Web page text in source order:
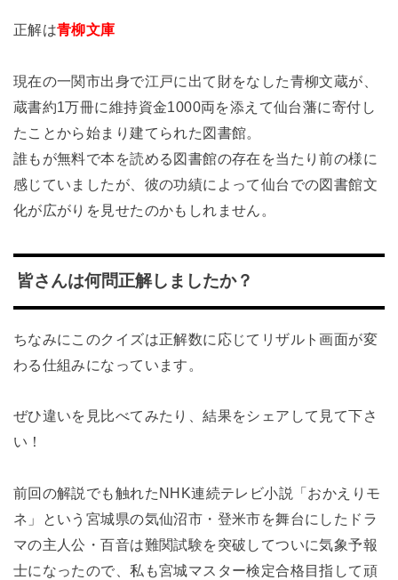
正解は青柳文庫
現在の一関市出身で江戸に出て財をなした青柳文蔵が、
蔵書約1万冊に維持資金1000両を添えて仙台藩に寄付し
たことから始まり建てられた図書館。
誰もが無料で本を読める図書館の存在を当たり前の様に
感じていましたが、彼の功績によって仙台での図書館文
化が広がりを見せたのかもしれません。
皆さんは何問正解しましたか？
ちなみにこのクイズは正解数に応じてリザルト画面が変
わる仕組みになっています。
ぜひ違いを見比べてみたり、結果をシェアして見て下さ
い！
前回の解説でも触れたNHK連続テレビ小説「おかえりモ
ネ」という宮城県の気仙沼市・登米市を舞台にしたドラ
マの主人公・百音は難関試験を突破してついに気象予報
士になったので、私も宮城マスター検定合格目指して頑